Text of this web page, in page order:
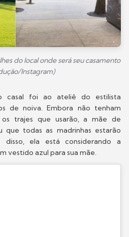
do local onde será seu casamento
Instagram)
casal foi ao ateliê do estilista
de noiva. Embora não tenham
trajes que usarão, a mãe de
que todas as madrinhas estarão
ela está considerando a
vestido azul para sua mãe.